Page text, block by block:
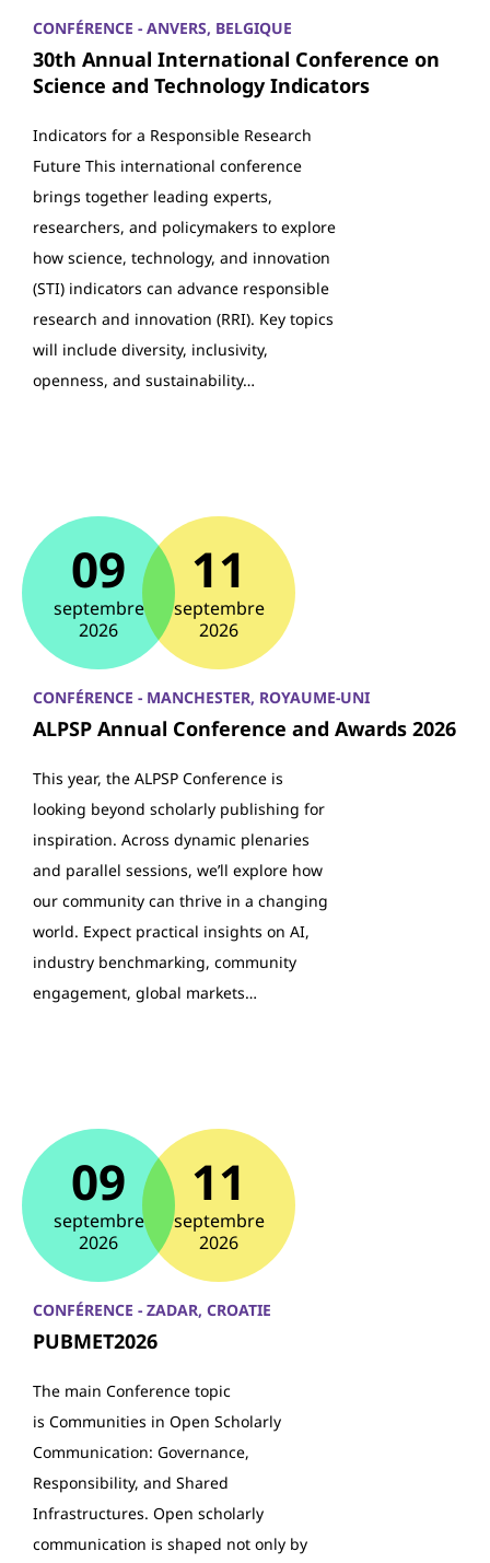
CONFÉRENCE - ANVERS, BELGIQUE
30th Annual International Conference on
Science and Technology Indicators
Indicators for a Responsible Research
Future This international conference
brings together leading experts,
researchers, and policymakers to explore
how science, technology, and innovation
(STI) indicators can advance responsible
research and innovation (RRI). Key topics
will include diversity, inclusivity,
openness, and sustainability…
09
septembre
2026
11
septembre
2026
CONFÉRENCE - MANCHESTER, ROYAUME-UNI
ALPSP Annual Conference and Awards 2026
This year, the ALPSP Conference is
looking beyond scholarly publishing for
inspiration. Across dynamic plenaries
and parallel sessions, we’ll explore how
our community can thrive in a changing
world. Expect practical insights on AI,
industry benchmarking, community
engagement, global markets…
09
septembre
2026
11
septembre
2026
CONFÉRENCE - ZADAR, CROATIE
PUBMET2026
The main Conference topic
is Communities in Open Scholarly
Communication: Governance,
Responsibility, and Shared
Infrastructures. Open scholarly
communication is shaped not only by